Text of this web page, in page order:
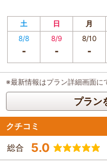
土 日 月
8/8
8/9 8/10
※最新情報はプラン詳細画面に
プラン
クチコミ
総合 5.0